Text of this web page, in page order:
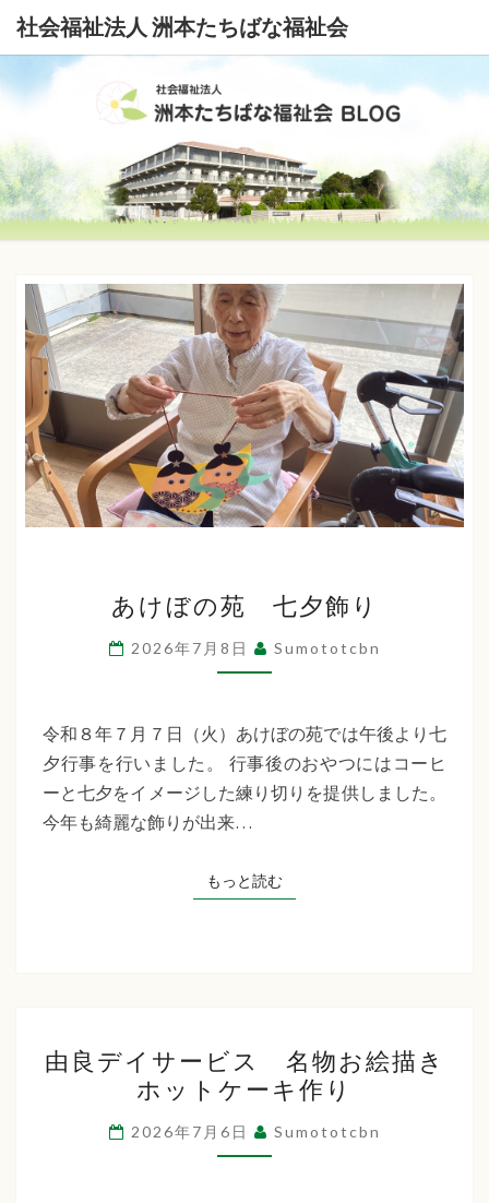
社会福祉法人 洲本たちばな福祉会
社
会
福
祉
法
人
洲
本
た
ち
な
福
会
ぼ
の
七
夕
飾
あけぼの苑 七夕飾り
2026年7月8日 Sumototcbn
令和８年７月７日（火）あけぼの苑では午後より七
夕行事を行いました。 行事後のおやつにはコーヒ
ーと七夕をイメージした練り切りを提供しました。
今年も綺麗な飾りが出来…
もっと読むもっと読む
良
デ
イ
サ
由良デイサービス 名物お絵描き
ホットケーキ作り
2026年7月6日 Sumototcbn